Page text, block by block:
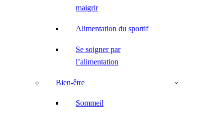
maigrir
Alimentation du sportif
Se soigner par
l’alimentation
Bien-être
Sommeil